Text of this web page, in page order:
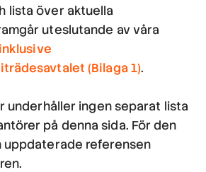
lista över aktuella
uteslutande av våra
(Bilaga 1).
underhåller ingen separat lista
på denna sida. För den
referensen